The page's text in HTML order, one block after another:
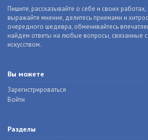
Пишите, рассказывайте о себе и своих работах,
выражайте мнение, делитесь приемами и
очередного шедевра, обменивайтесь
найдем ответы на любые вопросы, связанные
искусством.
Вы можете
Зарегистрироваться
Войти
Разделы